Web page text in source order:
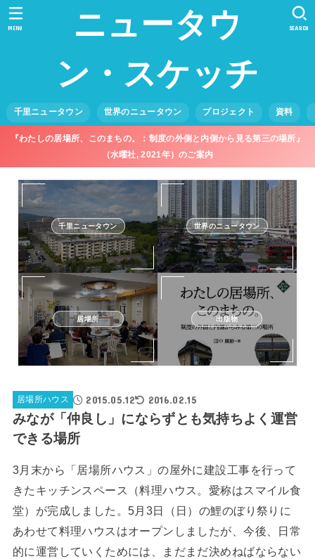
ニュータウ
ン・スケッチ
千里ニュータウン 世界のニュータウン プロジェクト 資料
SEARCH
MENU
『わたしの居場所、このまちの。：制度の外側と内側から見る第三の場所』
（水曜社, 2021年）のご案内
千里ニュータウン 世界のニュータウン
居場所 出版物
居場所ハウス 2015.05.12 2016.02.15
みなが「仲良し」にならずとも気持ちよく運営
できる場所
3月末から「居場所ハウス」の屋外に建設工事を行って
きたキッチンスペース（料理ハウス。愛称はスマイル食
堂）が完成しました。5月3日（日）の鯉のぼり祭りに
あわせて料理ハウスはオープンしましたが、今後、日常
的に運営していくためには、まだまだ決めねばならない